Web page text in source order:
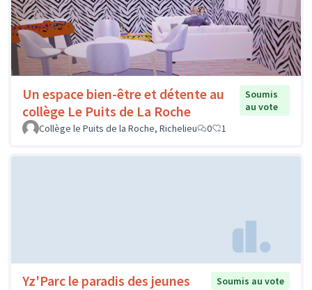
Un espace bien-être et détente au
collège Le Puits de La Roche
Soumis
au vote
Collège le Puits de la Roche, Richelieu
0 1
Yz'Parc le paradis des jeunes
Soumis au vote